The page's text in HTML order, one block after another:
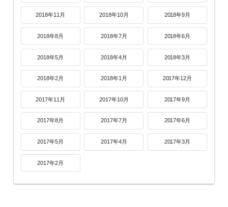
2018年11月 2018年10月 2018年9月
2018年8月 2018年7月 2018年6月
2018年5月 2018年4月 2018年3月
2018年2月 2018年1月 2017年12月
2017年11月 2017年10月 2017年9月
2017年8月 2017年7月 2017年6月
2017年5月 2017年4月 2017年3月
2017年2月